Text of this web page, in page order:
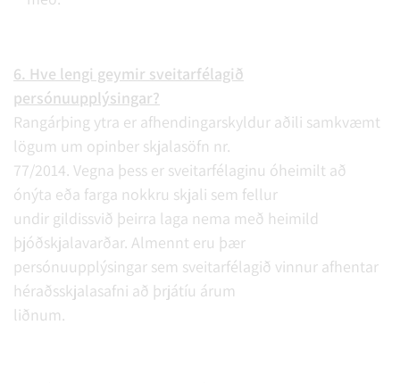
6. Hve lengi geymir sveitarfélagið
persónuupplýsingar?
Rangárþing ytra er afhendingarskyldur aðili samkvæmt
lögum um opinber skjalasöfn nr.
77/2014. Vegna þess er sveitarfélaginu óheimilt að
ónýta eða farga nokkru skjali sem fellur
undir gildissvið þeirra laga nema með heimild
þjóðskjalavarðar. Almennt eru þær
persónuupplýsingar sem sveitarfélagið vinnur afhentar
héraðsskjalasafni að þrjátíu árum
liðnum.